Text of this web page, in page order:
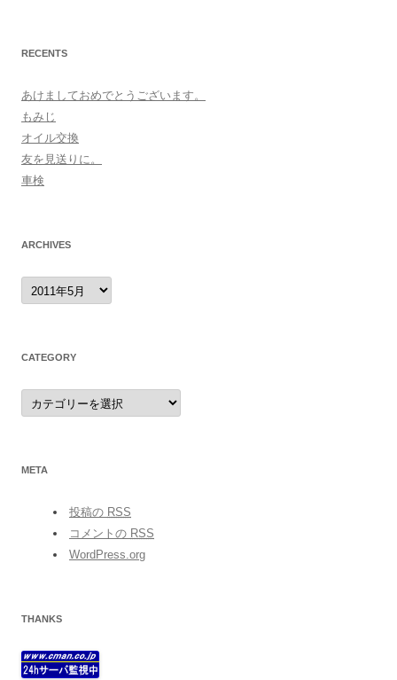
RECENTS
あけましておめでとうございます。
もみじ
オイル交換
友を見送りに。
車検
ARCHIVES
archives
CATEGORY
category
META
投稿の RSS
コメントの RSS
WordPress.org
THANKS